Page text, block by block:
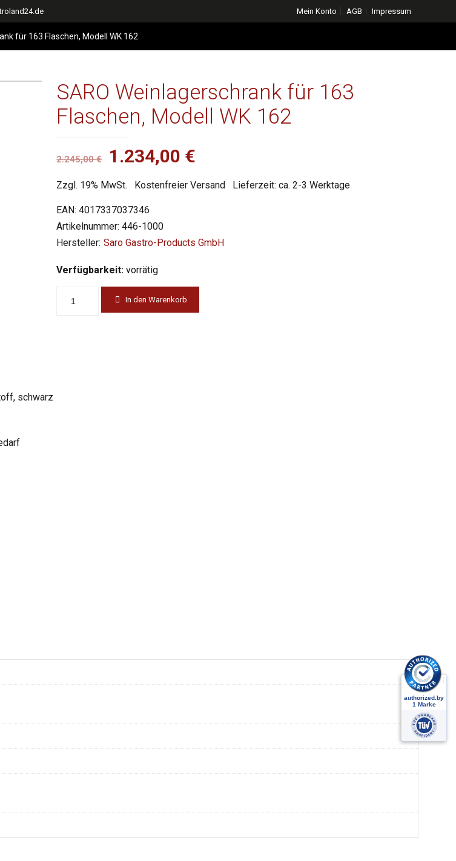
Mein Konto AGB Impressum
für 163 Flaschen, Modell WK 162
SARO Weinlagerschrank für 163
Flaschen, Modell WK 162
2.245,00€
Ursprünglicher
war:
2.245,00 €
1.234,00 €
ist:
Zzgl. 19% MwSt. Kostenfreier Versand Lieferzeit: ca. 2-3 Werktage
EAN:4017337037346
Artikelnummer:446-1000
Saro Gastro-Products GmbH
Verfügbarkeit: vorrätig
In den Warenkorb
schwarz